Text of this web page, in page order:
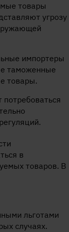
товары
угрозу
импортеры
таможенные
товары.
в
товаров. В
льготами
случаях.